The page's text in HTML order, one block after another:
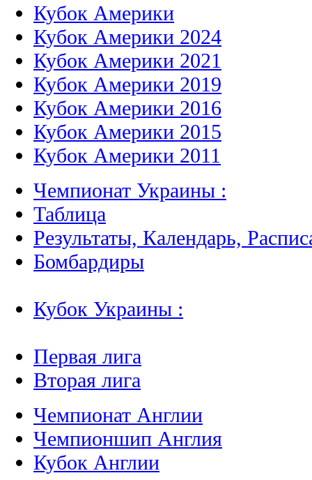
Кубок Америки
Кубок Америки 2024
Кубок Америки 2021
Кубок Америки 2019
Кубок Америки 2016
Кубок Америки 2015
Кубок Америки 2011
Чемпионат Украины :
Таблица
Результаты, Календарь,
Бомбардиры
Кубок Украины :
Первая лига
Вторая лига
Чемпионат Англии
Чемпионшип Англия
Кубок Англии